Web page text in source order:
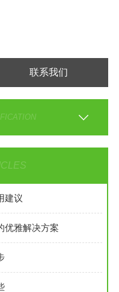
联系我们
建议
优雅解决方案